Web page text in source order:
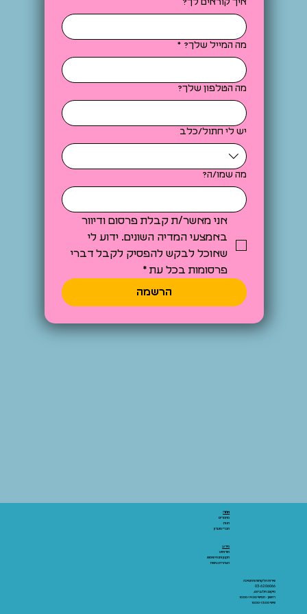
מה המייל שלך? *
מה הטלפון שלך?
יש לי חתול/כלב
מה שמו/ה?
אני מאשר/ת קבלת פרסום ודיוור
באמצעי המדיה השונים. ידוע לי
שאוכל לבקש להפסיק לקבל דברי
פרסומות בכל עת *
הרשמה
שירות הלקוחות והתמיכה
03-6206066
מיקום: אלנבי 43
ראשון - חמישי 10:00-19:00
שישי 10:00-15:00
אתר:
מאמרים
חנות
חברי מועדון
מידע:
אודותינו
תקנון ותנאי שימוש
הצהרת נגישות